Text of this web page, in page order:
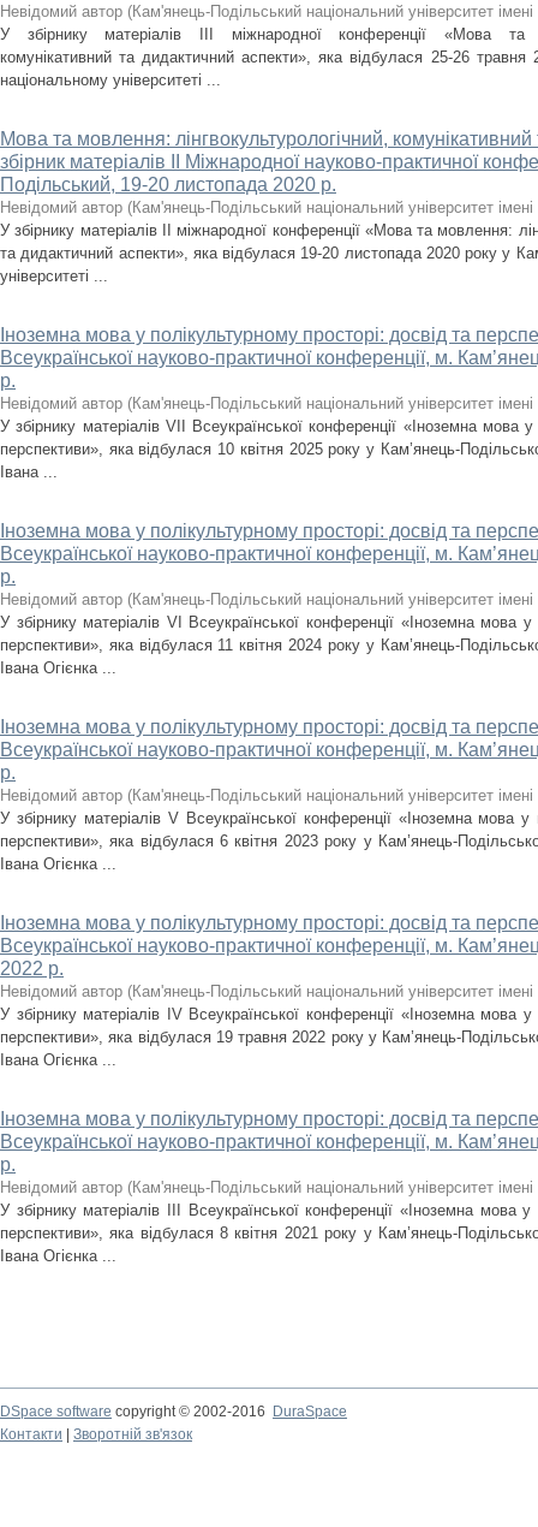
Невідомий автор (Кам'янець-Подільський національний університет імені
У збірнику матеріалів ІІІ міжнародної конференції «Мова та
комунікативний та дидактичний аспекти», яка відбулася 25-26
національному університеті ...
Мова та мовлення: лінгвокультурологічний,
збірник матеріалів ІІ Міжнародної науково-практичної
Подільський, 19-20 листопада 2020 р.
Невідомий автор (Кам'янець-Подільський національний університет імені
У збірнику матеріалів ІІ міжнародної конференції «Мова та мовлення:
та дидактичний аспекти», яка відбулася 19-20 листопада 2020 року у
університеті ...
Іноземна мова у полікультурному просторі: досвід та
Всеукраїнської науково-практичної конференції, м.
р.
Невідомий автор (Кам'янець-Подільський національний університет імені
У збірнику матеріалів VІІ Всеукраїнської конференції «Іноземна мова
перспективи», яка відбулася 10 квітня 2025 року у Кам’янець-
Івана ...
Іноземна мова у полікультурному просторі: досвід та
Всеукраїнської науково-практичної конференції, м.
р.
Невідомий автор (Кам'янець-Подільський національний університет імені
У збірнику матеріалів VІ Всеукраїнської конференції «Іноземна мова
перспективи», яка відбулася 11 квітня 2024 року у Кам’янець-
Івана Огієнка ...
Іноземна мова у полікультурному просторі: досвід та
Всеукраїнської науково-практичної конференції, м.
р.
Невідомий автор (Кам'янець-Подільський національний університет імені
У збірнику матеріалів V Всеукраїнської конференції «Іноземна мова
перспективи», яка відбулася 6 квітня 2023 року у Кам’янець-
Івана Огієнка ...
Іноземна мова у полікультурному просторі: досвід та
Всеукраїнської науково-практичної конференції, м.
2022 р.
Невідомий автор (Кам'янець-Подільський національний університет імені
У збірнику матеріалів IV Всеукраїнської конференції «Іноземна мова
перспективи», яка відбулася 19 травня 2022 року у Кам’янець-
Івана Огієнка ...
Іноземна мова у полікультурному просторі: досвід та
Всеукраїнської науково-практичної конференції, м.
р.
Невідомий автор (Кам'янець-Подільський національний університет імені
У збірнику матеріалів IІІ Всеукраїнської конференції «Іноземна мова
перспективи», яка відбулася 8 квітня 2021 року у Кам’янець-
Івана Огієнка ...
DSpace software copyright © 2002-2016
DuraSpace
Контакти
Зворотній зв'язок